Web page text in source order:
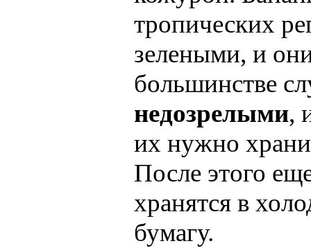
тропических
зелеными, и
большинстве
недозрелыми,
их нужно
После этого
хранятся в
бумагу.